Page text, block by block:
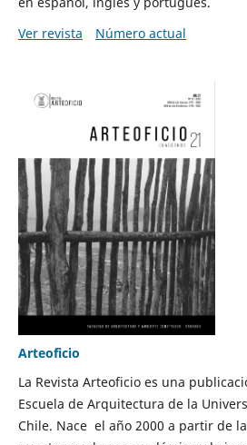
Ver revista
Número actual
Arteoficio
La Revista Arteoficio es una
Escuela de Arquitectura de la
Chile. Nace el año 2000 a partir de